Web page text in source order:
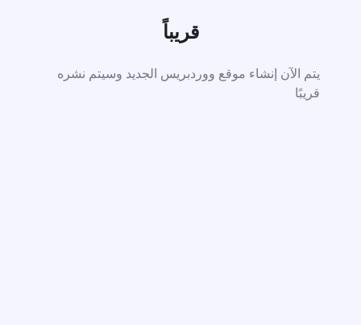
قريباً
يتم الآن إنشاء موقع ووردبريس الجديد وسيتم نشره
قريبًا